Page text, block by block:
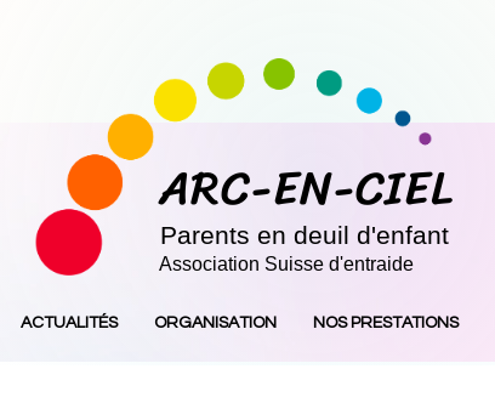
ARC-EN-CIEL
Parents en deuil d'enfant
Association Suisse d'entraide
ACTUALITÉS ORGANISATION NOS PRESTATIONS